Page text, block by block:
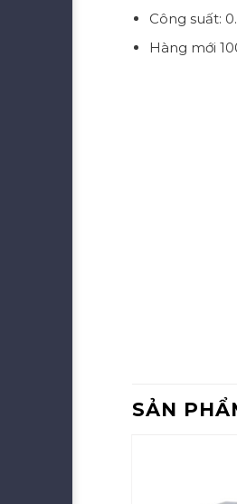
Công suất:
Hàng mới
SẢN